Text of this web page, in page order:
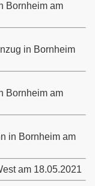
Bornheim am
in Bornheim
Bornheim am
in Bornheim am
am 18.05.2021